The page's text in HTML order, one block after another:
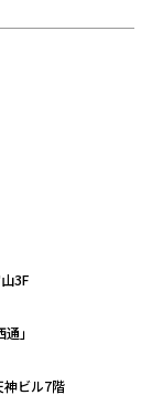
3F
」
ビル7階